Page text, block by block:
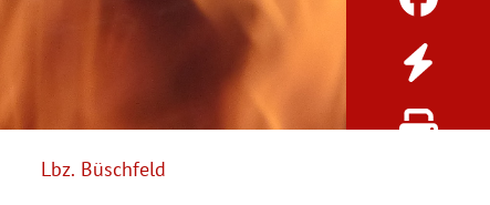
Lbz. Büschfeld